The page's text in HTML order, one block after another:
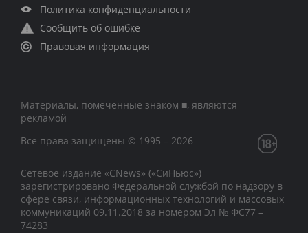
Политика конфиденциальности
Сообщить об ошибке
Правовая информация
Материалы, помеченные знаком ■, являются
рекламой
Все права защищены © 1995 – 2026
Сетевое издание «CNews» («СиНьюс»)
зарегистрировано Федеральной службой по надзору в
сфере связи, информационных технологий и массовых
коммуникаций 09.11.2018 за номером Эл № ФС77 –
74283